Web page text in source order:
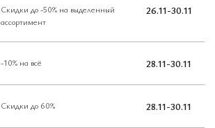
Cкидки до -50% на выделенный
ассортимент
26.11-30.11
-10% на всё 28.11-30.11
Скидки до 60% 28.11-30.11